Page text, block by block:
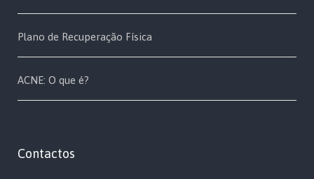
Plano de Recuperação Física
ACNE: O que é?
Contactos